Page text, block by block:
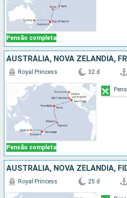
Pensão completa
Pensão completa
Royal Princess 32 d
Royal Princess 25 d